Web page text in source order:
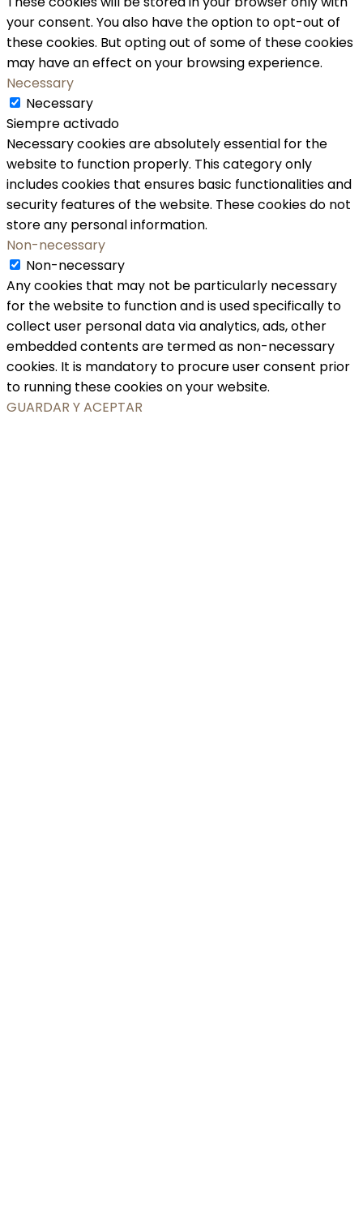
your consent. You also have the option to opt-out of
these cookies. But opting out of some of these cookies
may have an effect on your browsing experience.
Necessary
Necessary
Siempre activado
Necessary cookies are absolutely essential for the
website to function properly. This category only
includes cookies that ensures basic functionalities and
security features of the website. These cookies do not
store any personal information.
Non-necessary
Non-necessary
Any cookies that may not be particularly necessary
for the website to function and is used specifically to
collect user personal data via analytics, ads, other
embedded contents are termed as non-necessary
cookies. It is mandatory to procure user consent prior
to running these cookies on your website.
GUARDAR Y ACEPTAR